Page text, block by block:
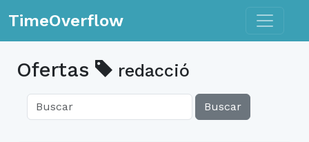
TimeOverflow Toggle
Ofertas redacció
Buscar